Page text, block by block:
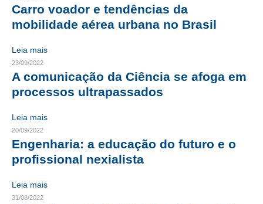
FGTS EXPURGOS
FGTS CORREÇÃO
LEGISLAÇÃO
LEI 4.950-A/1966 – PISO SALARIAL
LEI 6.496/1977 – ART
RES 1.002/2002 – CÓDIGO DE ÉTICA
PISO SALARIAL
Carro voador e tendências da
mobilidade aérea urbana no Brasil
Leia mais
23/09/2022
A comunicação da Ciência se afoga em
processos ultrapassados
Leia mais
20/09/2022
Engenharia: a educação do futuro e o
profissional nexialista
Leia mais
31/08/2022